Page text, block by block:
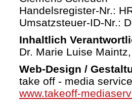
Handelsregister-Nr.:
Umsatzsteuer-ID-Nr.:
Inhaltlich
Dr. Marie Luise
Web-Design /
take off - media
www.takeoff-